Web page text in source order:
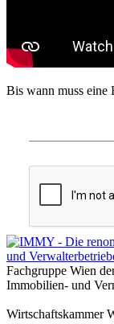
Bis wann muss eine
Fachgruppe Wien
Immobilien- und
Wirtschaftskammer